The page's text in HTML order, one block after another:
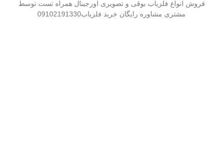
فروش انواع فلزیاب بوقی و تصویری اورجینال همراه تست توسط
مشتری مشاوره رایگان خرید فلزیاب09102191330